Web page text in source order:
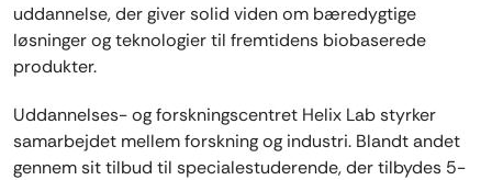
uddannelse, der giver solid viden om bæredygtige
løsninger og teknologier til fremtidens biobaserede
produkter.
Uddannelses- og forskningscentret Helix Lab styrker
samarbejdet mellem forskning og industri. Blandt andet
gennem sit tilbud til specialestuderende, der tilbydes 5-